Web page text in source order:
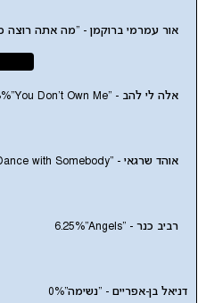
אור עמרמי ברוקמן - "מה אתה רוצה
אלה לי להב - "You Don't Own Me"
אוהד שרגאי - "I Wanna Dance with Somebody"
רביב כנר - "Angels" 6.25%
דניאל בן-אפריים - "נשימה"0%